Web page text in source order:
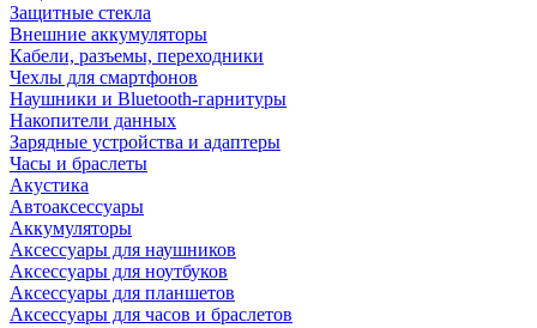
Защитные стекла
Внешние аккумуляторы
Кабели, разъемы, переходники
Чехлы для смартфонов
Наушники и Bluetooth-гарнитуры
Накопители данных
Зарядные устройства и адаптеры
Часы и браслеты
Акустика
Автоаксессуары
Аккумуляторы
Аксессуары для наушников
Аксессуары для ноутбуков
Аксессуары для планшетов
Аксессуары для часов и браслетов